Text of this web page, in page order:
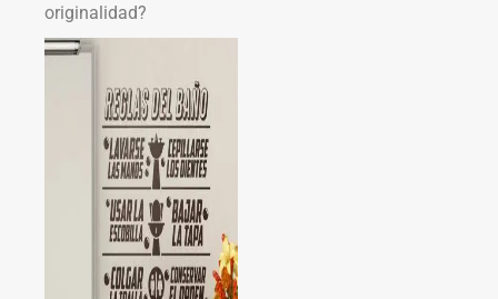
originalidad?